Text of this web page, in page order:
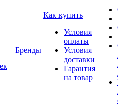
Бренды
Как купить
Условия
оплаты
Условия
доставки
Гарантия
на товар